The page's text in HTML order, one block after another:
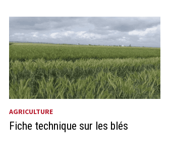
AGRICULTURE
Fiche technique sur les blés